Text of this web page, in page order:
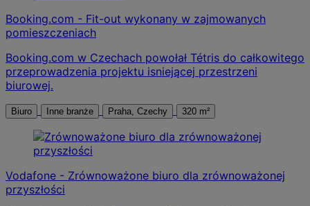
Booking.com - Fit-out wykonany w zajmowanych
pomieszczeniach
Booking.com w Czechach powołał Tétris do całkowitego
przeprowadzenia projektu isniejącej przestrzeni
biurowej.
Biuro Inne branże Praha, Czechy 320 m²
Vodafone - Zrównoważone biuro dla zrównoważonej
przyszłości